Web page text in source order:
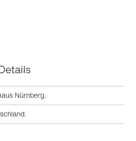
Nürnberg.